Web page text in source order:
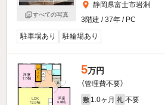
すべての写真
静岡県富士市岩淵
3階建 / 37年 / PC
駐車場あり
駐輪場あり
5万円
（管理費不要）
敷 1.0ヶ月 礼 不要